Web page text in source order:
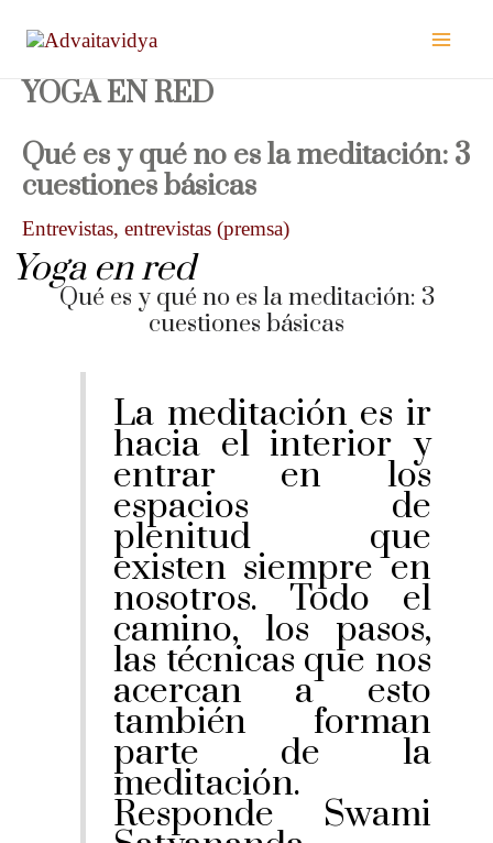
contenido
YOGA EN RED
Qué es y qué no es la meditación: 3
cuestiones básicas
Entrevistas, entrevistas (premsa)
Yoga en red
Qué es y qué no es la meditación: 3
cuestiones básicas
La meditación es ir
hacia el interior y
entrar en los
espacios de
plenitud que
existen siempre en
nosotros. Todo el
camino, los pasos,
las técnicas que nos
acercan a esto
también forman
parte de la
meditación.
Responde Swami